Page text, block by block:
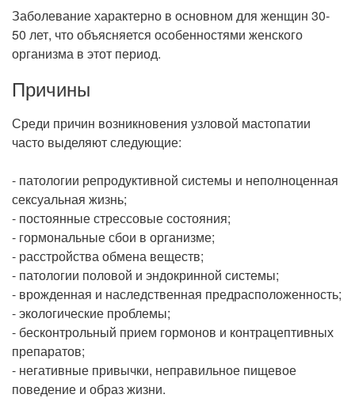
Заболевание характерно в основном для женщин 30-
50 лет, что объясняется особенностями женского
организма в этот период.
Причины
Среди причин возникновения узловой мастопатии
часто выделяют следующие:
- патологии репродуктивной системы и неполноценная
сексуальная жизнь;
- постоянные стрессовые состояния;
- гормональные сбои в организме;
- расстройства обмена веществ;
- патологии половой и эндокринной системы;
- врожденная и наследственная предрасположенность;
- экологические проблемы;
- бесконтрольный прием гормонов и контрацептивных
препаратов;
- негативные привычки, неправильное пищевое
поведение и образ жизни.